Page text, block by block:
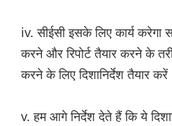
iv. सीईसी इसके लिए कार्य करेगा
करने और रिपोर्ट तैयार करने के
करने के लिए दिशानिर्देश तैयार
v. हम आगे निर्देश देते हैं कि ये